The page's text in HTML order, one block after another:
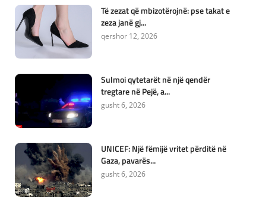
Të zezat që mbizotërojnë: pse takat e
zeza janë gj...
qershor 12, 2026
Sulmoi qytetarët në një qendër
tregtare në Pejë, a...
gusht 6, 2026
UNICEF: Një fëmijë vritet përditë në
Gaza, pavarës...
gusht 6, 2026